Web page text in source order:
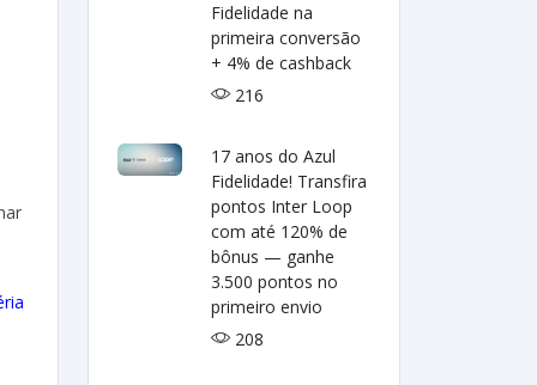
Fidelidade na
primeira conversão
+ 4% de cashback
216
17 anos do Azul
Fidelidade! Transfira
pontos Inter Loop
com até 120% de
bônus — ganhe
3.500 pontos no
primeiro envio
208